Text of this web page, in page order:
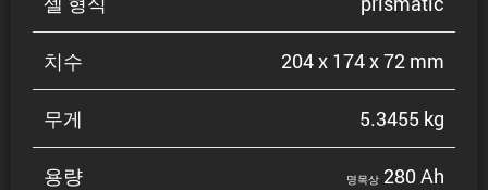
치수 204 x 174 x 72 mm
무게 5.3455 kg
용량 명목상 280 Ah